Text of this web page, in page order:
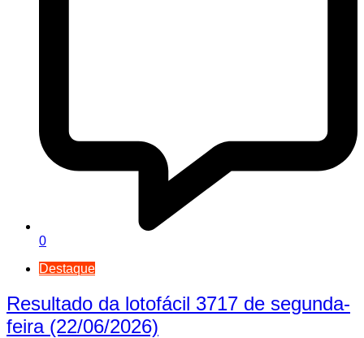
0
Destaque
Resultado da lotofácil 3717 de segunda-
feira (22/06/2026)